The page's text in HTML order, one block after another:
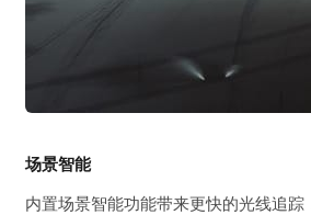
场景智能
内置场景智能功能带来更快的光线追